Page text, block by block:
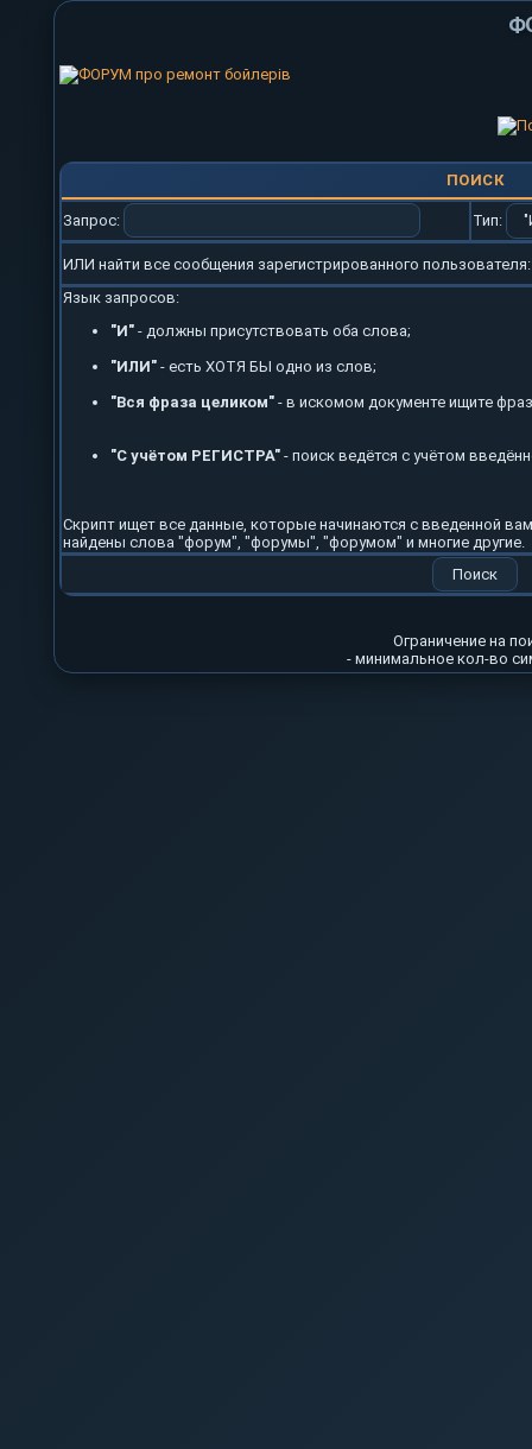
ПОИСК
Запрос: Тип:
ИЛИ найти все сообщения зарегистрированного
Язык запросов:
"И"- должны присутствовать оба слова;
"ИЛИ"- есть ХОТЯ БЫ одно из слов;
"Вся фраза целиком"- в искомом документе ищите
"С учётом РЕГИСТРА"- поиск ведётся с учётом
Скрипт ищет все данные, которые начинаются с введенной
найдены слова "форум", "форумы", "форумом" и многие другие.
Ограничение на
- минимальное кол-во